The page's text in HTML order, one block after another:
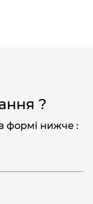
?
формі нижче :